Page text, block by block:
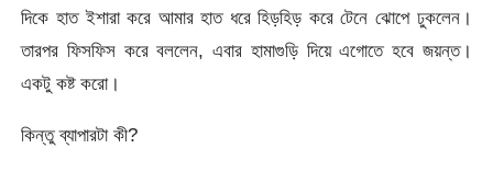
দিকে হাত ইশারা করে আমার হাত ধরে হিড়হিড় করে টেনে ঝোপে ঢুকলেন।
তারপর ফিসফিস করে বললেন, এবার হামাগুড়ি দিয়ে এগোতে হবে জয়ন্ত।
একটু কষ্ট করো।
কিন্তু ব্যাপারটা কী?